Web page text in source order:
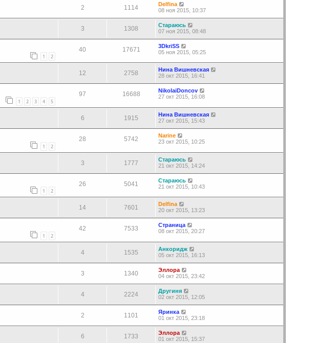
2 1114
Delfina
08 ноя 2015, 10:37
3 1308
Стараюсь
07 ноя 2015, 08:48
1 2
40 17671
3DkriSS
05 ноя 2015, 05:25
12 2758
Нина Вишневская
28 окт 2015, 16:41
1 2 3 4 5
97 16688
NikolaiDoncov
27 окт 2015, 16:08
6 1915
Нина Вишневская
27 окт 2015, 15:43
1 2
28 5742
Narine
23 окт 2015, 10:25
3 1777
Стараюсь
21 окт 2015, 14:24
1 2
26 5041
Стараюсь
21 окт 2015, 10:43
14 7601
Delfina
20 окт 2015, 13:23
1 2
42 7533
Страница
08 окт 2015, 20:27
4 1535
Анкоридж
05 окт 2015, 16:13
3 1340
Эллора
04 окт 2015, 23:42
4 2224
Другиня
02 окт 2015, 12:05
2 1101
Яринка
01 окт 2015, 23:18
6 1733
Эллора
01 окт 2015, 15:37